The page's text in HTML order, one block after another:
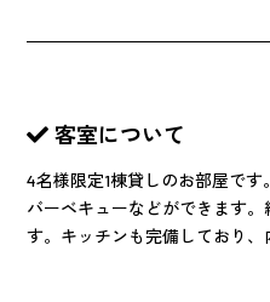
客室について
4名様限定1棟貸しのお部屋で
バーベキューなどができます
す。キッチンも完備しており、